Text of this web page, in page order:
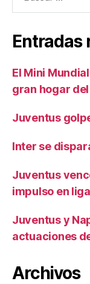
Entradas
El Mini
gran hogar
Juventus
Inter se
Juventus
impulso en liga
Juventus y
actuaciones
Archivos